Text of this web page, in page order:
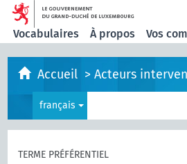
Vocabulaires À propos Vos
Accueil >Acteurs intervenant
français
TERME PRÉFÉRENTIEL